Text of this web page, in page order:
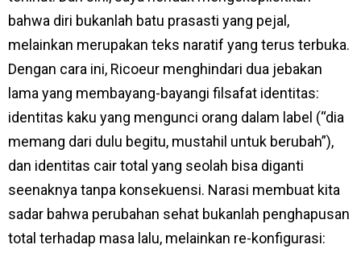
bahwa diri bukanlah batu prasasti yang pejal,
melainkan merupakan teks naratif yang terus terbuka.
Dengan cara ini, Ricoeur menghindari dua jebakan
lama yang membayang-bayangi filsafat identitas:
identitas kaku yang mengunci orang dalam label (“dia
memang dari dulu begitu, mustahil untuk berubah”),
dan identitas cair total yang seolah bisa diganti
seenaknya tanpa konsekuensi. Narasi membuat kita
sadar bahwa perubahan sehat bukanlah penghapusan
total terhadap masa lalu, melainkan re-konfigurasi: